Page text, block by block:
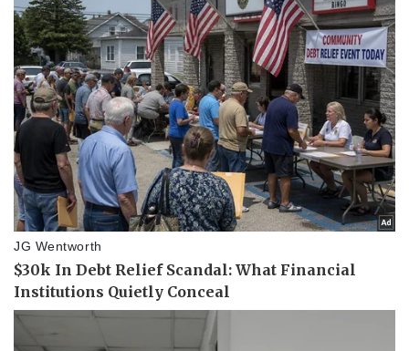
Thể thao
Bóng đá
Lịch thi đấu bóng đá
Thế giới thể thao
eSports
Hậu trường
Ô tô - Xe máy
Ô tô
Xe máy